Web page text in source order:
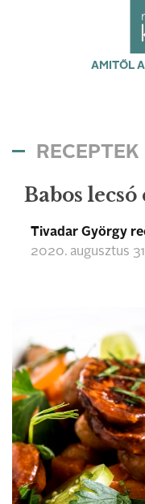
AMITŐL
RECEPTEK
Babos lecsó
Tivadar György
2020. augusztus